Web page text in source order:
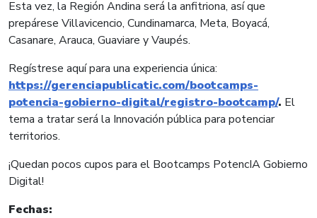
Esta vez, la Región Andina será la anfitriona, así que
prepárese Villavicencio, Cundinamarca, Meta, Boyacá,
Casanare, Arauca, Guaviare y Vaupés.
Regístrese aquí para una experiencia única:
https://gerenciapublicatic.com/bootcamps-
potencia-gobierno-digital/registro-bootcamp/. El
tema a tratar será la Innovación pública para potenciar
territorios.
¡Quedan pocos cupos para el Bootcamps PotencIA Gobierno
Digital!
Fechas: